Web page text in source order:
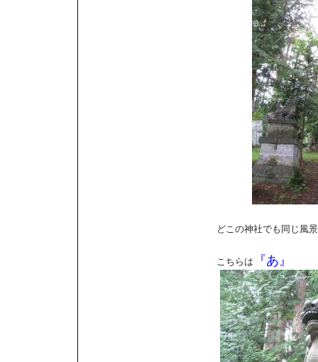
どこの神社でも同じ風
こちらは 『あ』